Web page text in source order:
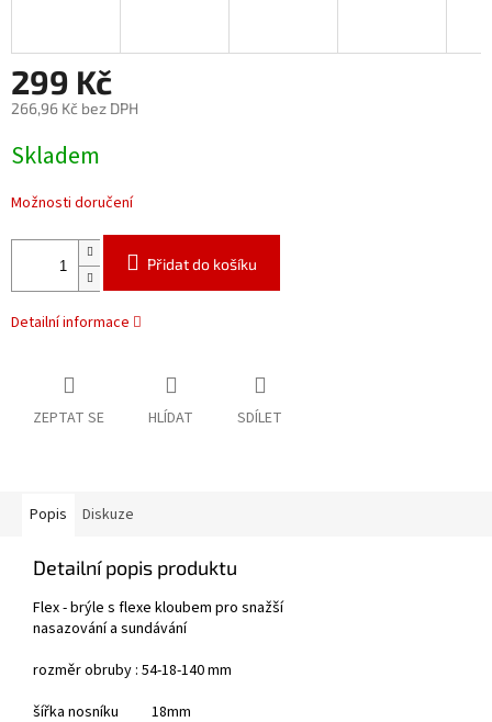
299 Kč
266,96 Kč bez DPH
cena:
Skladem
Možnosti doručení
Přidat do košíku
Detailní informace
ZEPTAT SE HLÍDAT SDÍLET
Popis Diskuze
Detailní popis produktu
Flex - brýle s flexe kloubem pro snažší
nasazování a sundávání
rozměr obruby : 54-18-140 mm
šířka nosníku 18mm